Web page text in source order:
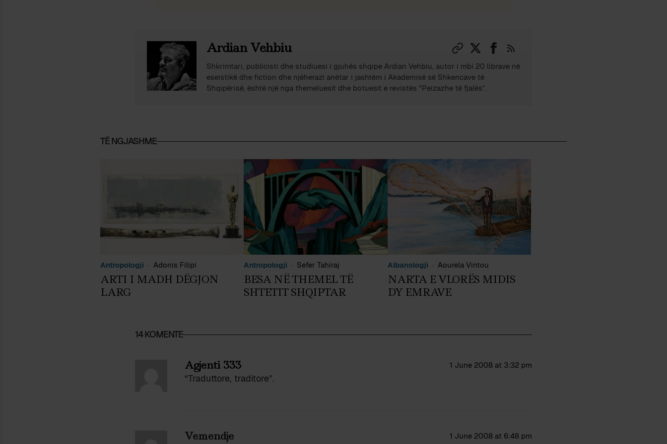
Ardian Vehbiu
Shkrimtari, publicisti dhe studiuesi i gjuhës shqipe Ardian Vehbiu, autor i mbi 20 librave në
eseistikë dhe fiction dhe njëherazi anëtar i jashtëm i Akademisë së Shkencave të
Shqipërisë, është një nga themeluesit dhe botuesit e revistës “Peizazhe të fjalës”.
TË NGJASHME
Antropologji Adonis Filipi
ARTI I MADH DËGJON
LARG
Antropologji Sefer Tahiraj
BESA NË THEMEL TË
SHTETIT SHQIPTAR
Albanologji Aourela Vintou
NARTA E VLORËS MIDIS
DY EMRAVE
14 KOMENTE
Agjenti 333 1 June 2008 at 3:32 pm
“Traduttore, traditore”.
Vemendje 1 June 2008 at 6:48 pm